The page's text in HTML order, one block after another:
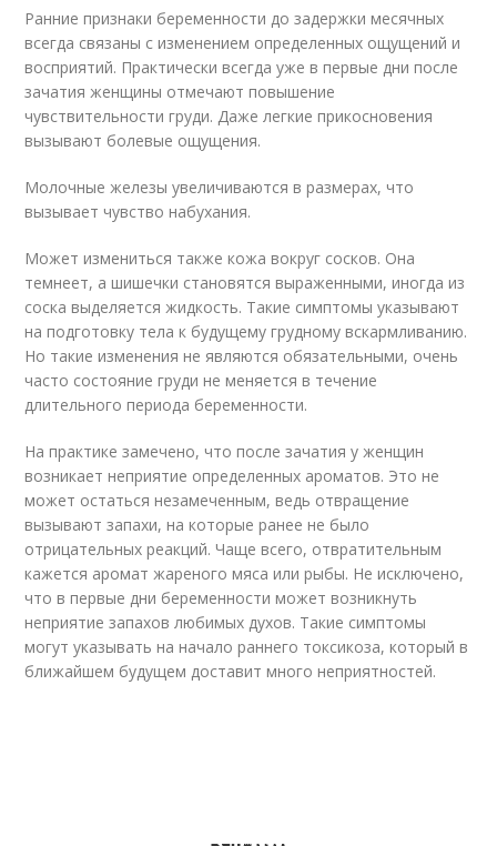
Ранние признаки беременности до задержки месячных
всегда связаны с изменением определенных ощущений и
восприятий. Практически всегда уже в первые дни после
зачатия женщины отмечают повышение
чувствительности груди. Даже легкие прикосновения
вызывают болевые ощущения.
Молочные железы увеличиваются в размерах, что
вызывает чувство набухания.
Может измениться также кожа вокруг сосков. Она
темнеет, а шишечки становятся выраженными, иногда из
соска выделяется жидкость. Такие симптомы указывают
на подготовку тела к будущему грудному вскармливанию.
Но такие изменения не являются обязательными, очень
часто состояние груди не меняется в течение
длительного периода беременности.
На практике замечено, что после зачатия у женщин
возникает неприятие определенных ароматов. Это не
может остаться незамеченным, ведь отвращение
вызывают запахи, на которые ранее не было
отрицательных реакций. Чаще всего, отвратительным
кажется аромат жареного мяса или рыбы. Не исключено,
что в первые дни беременности может возникнуть
неприятие запахов любимых духов. Такие симптомы
могут указывать на начало раннего токсикоза, который в
ближайшем будущем доставит много неприятностей.